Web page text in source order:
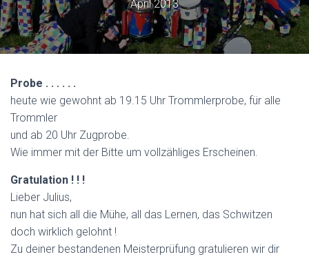
April 2013
Probe . . . . . .
heute wie gewohnt ab 19.15 Uhr Trommlerprobe, für alle
Trommler
und ab 20 Uhr Zugprobe.
Wie immer mit der Bitte um vollzähliges Erscheinen.
Gratulation ! ! !
Lieber Julius,
nun hat sich all die Mühe, all das Lernen, das Schwitzen
doch wirklich gelohnt !
Zu deiner bestandenen Meisterprüfung gratulieren wir dir